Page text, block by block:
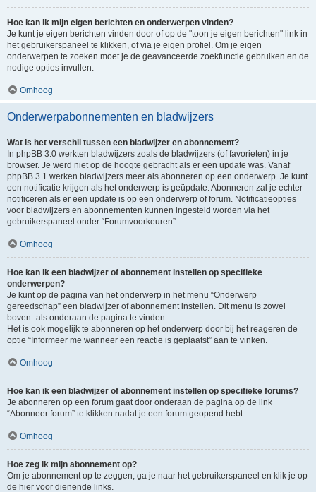
Hoe kan ik mijn eigen berichten en onderwerpen vinden?
Je kunt je eigen berichten vinden door of op de "toon je eigen berichten" link in
het gebruikerspaneel te klikken, of via je eigen profiel. Om je eigen
onderwerpen te zoeken moet je de geavanceerde zoekfunctie gebruiken en de
nodige opties invullen.
Omhoog
Onderwerpabonnementen en bladwijzers
Wat is het verschil tussen een bladwijzer en abonnement?
In phpBB 3.0 werkten bladwijzers zoals de bladwijzers (of favorieten) in je
browser. Je werd niet op de hoogte gebracht als er een update was. Vanaf
phpBB 3.1 werken bladwijzers meer als abonneren op een onderwerp. Je kunt
een notificatie krijgen als het onderwerp is geüpdate. Abonneren zal je echter
notificeren als er een update is op een onderwerp of forum. Notificatieopties
voor bladwijzers en abonnementen kunnen ingesteld worden via het
gebruikerspaneel onder “Forumvoorkeuren”.
Omhoog
Hoe kan ik een bladwijzer of abonnement instellen op specifieke
onderwerpen?
Je kunt op de pagina van het onderwerp in het menu “Onderwerp
gereedschap” een bladwijzer of abonnement instellen. Dit menu is zowel
boven- als onderaan de pagina te vinden.
Het is ook mogelijk te abonneren op het onderwerp door bij het reageren de
optie “Informeer me wanneer een reactie is geplaatst” aan te vinken.
Omhoog
Hoe kan ik een bladwijzer of abonnement instellen op specifieke forums?
Je abonneren op een forum gaat door onderaan de pagina op de link
“Abonneer forum” te klikken nadat je een forum geopend hebt.
Omhoog
Hoe zeg ik mijn abonnement op?
Om je abonnement op te zeggen, ga je naar het gebruikerspaneel en klik je op
de hier voor dienende links.